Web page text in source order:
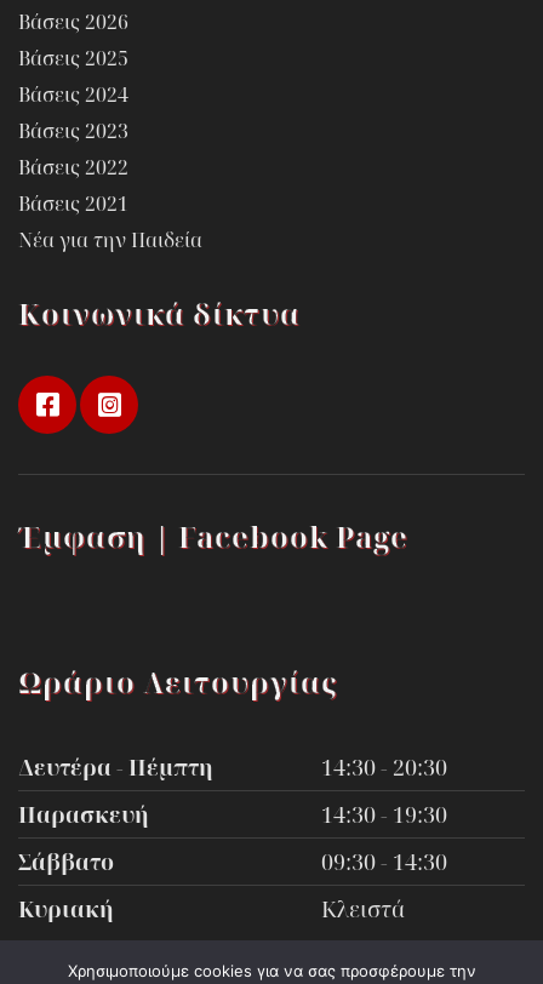
Βάσεις 2026
Βάσεις 2025
Βάσεις 2024
Βάσεις 2023
Βάσεις 2022
Βάσεις 2021
Νέα για την Παιδεία
Κοινωνικά δίκτυα
Έμφαση | Facebook Page
Ωράριο Λειτουργίας
Δευτέρα - Πέμπτη
14:30 - 20:30
Παρασκευή
14:30 - 19:30
Σάββατο
09:30 - 14:30
Κυριακή
Κλειστά
Χρησιμοποιούμε cookies για να σας προσφέρουμε την